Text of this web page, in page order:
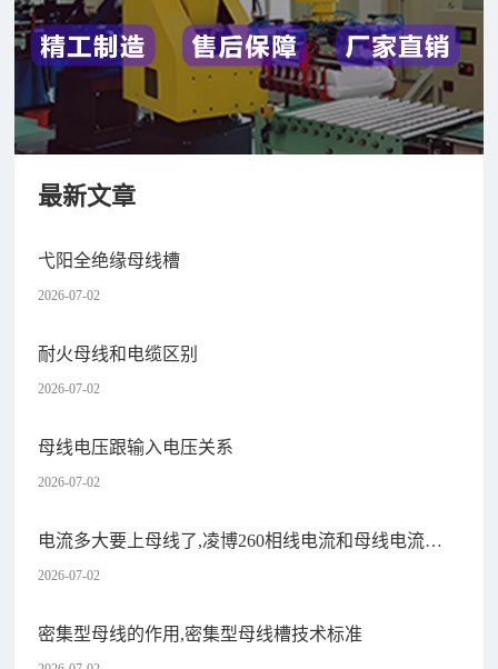
最新文章
弋阳全绝缘母线槽
2026-07-02
耐火母线和电缆区别
2026-07-02
母线电压跟输入电压关系
2026-07-02
电流多大要上母线了,凌博260相线电流和母线电流多
大
2026-07-02
密集型母线的作用,密集型母线槽技术标准